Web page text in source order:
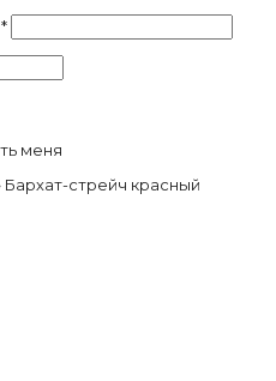
*
меня
Бархат-стрейч красный